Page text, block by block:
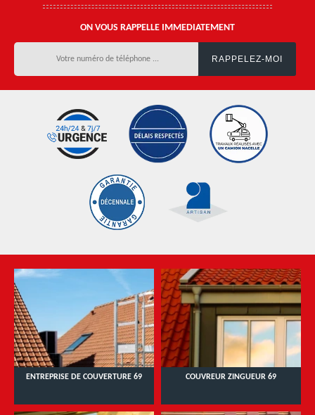
ON VOUS RAPPELLE IMMEDIATEMENT
ENTREPRISE DE COUVERTURE 69 COUVREUR ZINGUEUR 69